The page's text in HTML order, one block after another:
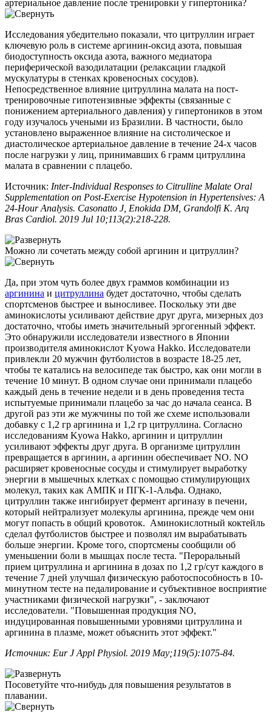
артериальное давление после тренировки у гипертоника?
Исследования убедительно показали, что цитруллин играет
ключевую роль в системе аргинин-оксид азота, повышая
биодоступность оксида азота, важного медиатора
периферической вазодилатации (релаксации гладкой
мускулатуры в стенках кровеносных сосудов).
Непосредственное влияние цитруллина малата на пост-
тренировочные гипотензивные эффекты (связанные с
понижением артериального давления) у гипертоников в этом
году изучалось учеными из Бразилии. В частности, было
установлено выраженное влияние на систолическое и
диастолическое артериальное давление в течение 24-х часов
после нагрузки у лиц, принимавших 6 грамм цитруллина
малата в сравнении с плацебо.
Источник: Inter-Individual Responses to Citrulline Malate Oral
Supplementation on Post-Exercise Hypotension in Hypertensives: A
24-Hour Analysis. Casonatto J, Enokida DM, Grandolfi K. Arq
Bras Cardiol. 2019 Jul 10;113(2):218-228.
Можно ли сочетать между собой аргинин и цитруллин?
Да, при этом чуть более двух граммов комбинации из
аргинина и цитруллина будет достаточно, чтобы сделать
спортсменов быстрее и выносливее. Поскольку эти две
аминокислоты усиливают действие друг друга, мизерных доз
достаточно, чтобы иметь значительный эргогенный эффект.
Это обнаружили исследователи известного в Японии
производителя аминокислот Kyowa Hakko. Исследователи
привлекли 20 мужчин футболистов в возрасте 18-25 лет,
чтобы те катались на велосипеде так быстро, как они могли в
течение 10 минут. В одном случае они принимали плацебо
каждый день в течение недели и в день проведения теста
испытуемые принимали плацебо за час до начала сеанса. В
другой раз эти же мужчины по той же схеме использовали
добавку с 1,2 гр аргинина и 1,2 гр цитруллина. Согласно
исследованиям Kyowa Hakko, аргинин и цитруллин
усиливают эффекты друг друга. В организме цитруллин
превращается в аргинин, а аргинин обеспечивает NO. NO
расширяет кровеносные сосуды и стимулирует выработку
энергии в мышечных клетках с помощью стимулирующих
молекул, таких как АМПК и ПГК-1-Альфа. Однако,
цитруллин также ингибирует фермент аргиназу в печени,
который нейтрализует молекулы аргинина, прежде чем они
могут попасть в общий кровоток. Аминокислотный коктейль
сделал футболистов быстрее и позволял им вырабатывать
больше энергии. Кроме того, спортсмены сообщили об
уменьшении боли в мышцах после теста. "Пероральный
прием цитруллина и аргинина в дозах по 1,2 гр/сут каждого в
течение 7 дней улучшал физическую работоспособность в 10-
минутном тесте на педалирование и субъективное восприятие
участниками физической нагрузки", - заключают
исследователи. "Повышенная продукция NO,
индуцированная повышенными уровнями цитруллина и
аргинина в плазме, может объяснить этот эффект."
Источник: Eur J Appl Physiol. 2019 May;119(5):1075-84.
Посоветуйте что-нибудь для повышения результатов в
плавании.